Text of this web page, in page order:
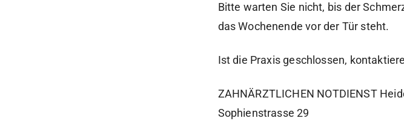
Bitte warten Sie nicht, bis der
das Wochenende vor der Tür steht.
Ist die Praxis geschlossen,
ZAHNÄRZTLICHEN NOTDIENST
Sophienstrasse 29